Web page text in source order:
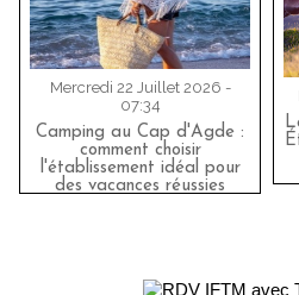
Mercredi 22 Juillet 2026 -
07:34
Camping au Cap d'Agde :
comment choisir
l'établissement idéal pour
des vacances réussies